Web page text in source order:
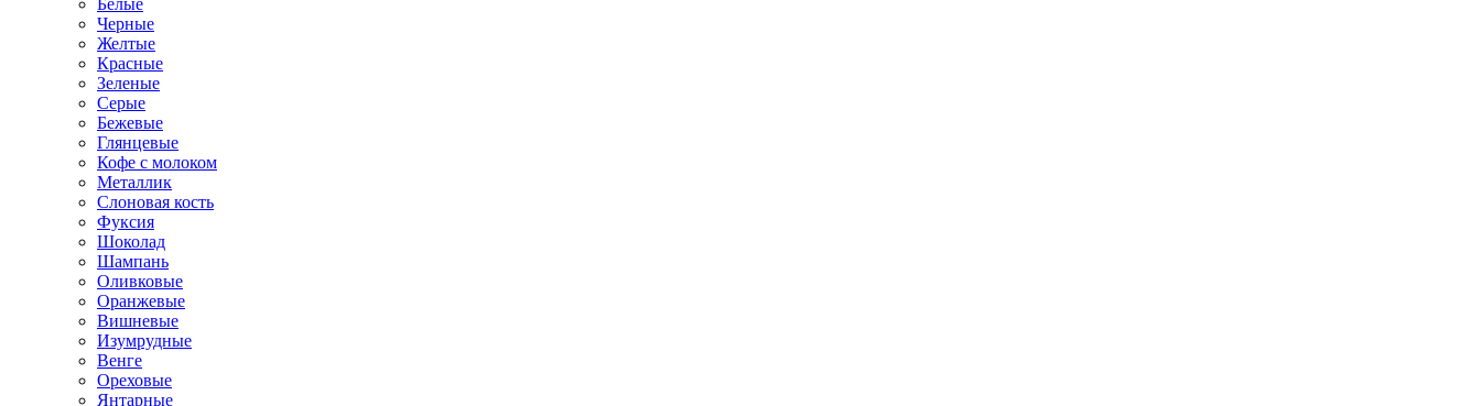
Черные
Желтые
Красные
Зеленые
Серые
Бежевые
Глянцевые
Кофе с молоком
Металлик
Слоновая кость
Фуксия
Шоколад
Шампань
Оливковые
Оранжевые
Вишневые
Изумрудные
Венге
Ореховые
Янтарные